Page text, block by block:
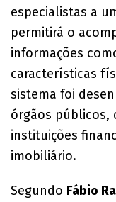
especialistas a
permitirá o
informações
características
sistema foi
órgãos públicos,
instituições
imobiliário.
Segundo Fábio